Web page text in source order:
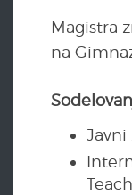
Magistra
na
Javni